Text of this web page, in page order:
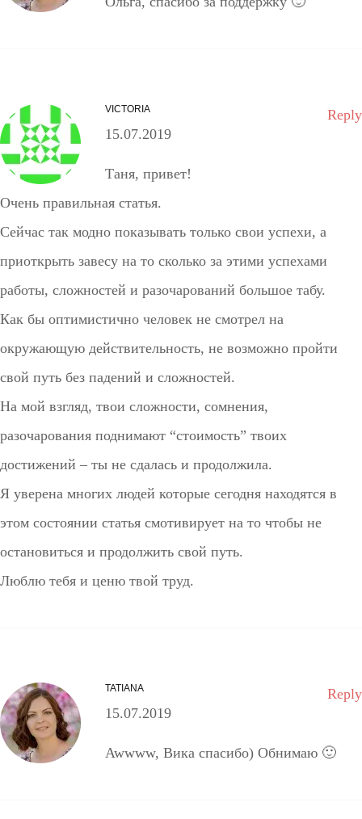
VICTORIA
15.07.2019
Таня, привет!
Очень правильная статья.
Сейчас так модно показывать только свои успехи, а
приоткрыть завесу на то сколько за этими успехами
работы, сложностей и разочарований большое табу.
Как бы оптимистично человек не смотрел на
окружающую действительность, не возможно пройти
свой путь без падений и сложностей.
На мой взгляд, твои сложности, сомнения,
разочарования поднимают “стоимость” твоих
достижений – ты не сдалась и продолжила.
Я уверена многих людей которые сегодня находятся в
этом состоянии статья смотивирует на то чтобы не
остановиться и продолжить свой путь.
Люблю тебя и ценю твой труд.
Reply
TATIANA
15.07.2019
Awwww, Вика спасибо) Обнимаю 🙂
Reply